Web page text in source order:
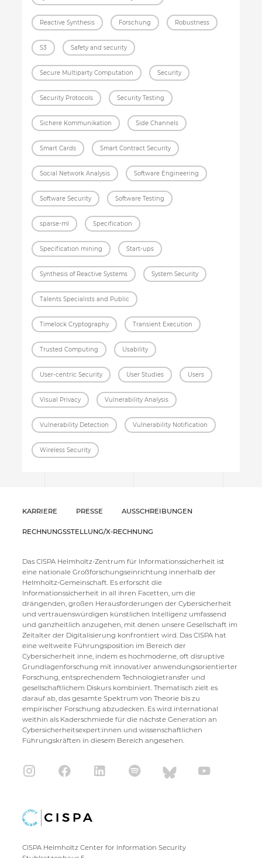
Reactive Synthesis Forschung Robustness
S3 Safety and security
Secure Multiparty Computation Security
Security Protocols Security Testing
Sichere Kommunikation Side Channels
Smart Cards Smart Contract Security
Social Network Analysis Software Engineering
Software Security Software Testing
sparse-ml Specification
Specification mining Start-ups
Synthesis of Reactive Systems System Security
Talents Specialists and Public
Timelock Cryptography Transient Execution
Trusted Computing Usability
User-centric Security User Studies Users
Visual Privacy Vulnerability Analysis
Vulnerability Detection Vulnerability Notification
Wireless Security
KARRIERE PRESSE AUSSCHREIBUNGEN
RECHNUNGSSTELLUNG/X-RECHNUNG
Das CISPA Helmholtz-Zentrum für Informationssicherheit ist
eine nationale Großforschungseinrichtung innerhalb der
Helmholtz-Gemeinschaft. Es erforscht die
Informationssicherheit in all ihren Facetten, um die
drängenden, großen Herausforderungen der Cybersicherheit
und vertrauenswürdigen künstlichen Intelligenz umfassend
und ganzheitlich anzugehen, mit denen unsere Gesellschaft im
Zeitalter der Digitalisierung konfrontiert wird. Das CISPA hat
eine weltweite Führungsposition im Bereich der
Cybersicherheit inne, indem es hochmoderne, oft disruptive
Grundlagenforschung mit innovativer anwendungsorientierter
Forschung, entsprechendem Technologietransfer und
gesellschaftlichem Diskurs kombiniert. Thematisch zielt es
darauf ab, das gesamte Spektrum von Theorie bis zu
empirischer Forschung abzudecken. Es wird international
weithin als Kaderschmiede für die nächste Generation an
Cybersicherheitsexpert:innen und wissenschaftlichen
Führungskräften in diesem Bereich angesehen.
CISPA Helmholtz Center for Information Security